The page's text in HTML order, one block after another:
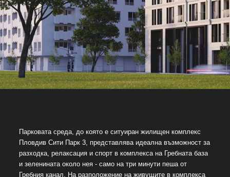
Парковата среда, до която е ситуиран жилищен комплекс
Пловдив Сити Парк 3, представлява идеална възможност за
разходка, релаксация и спорт в комплекса на Гребната база
и зеленината около нея - само на три минути пеша от
Гребния канал. На разположение на живущите в комплекса